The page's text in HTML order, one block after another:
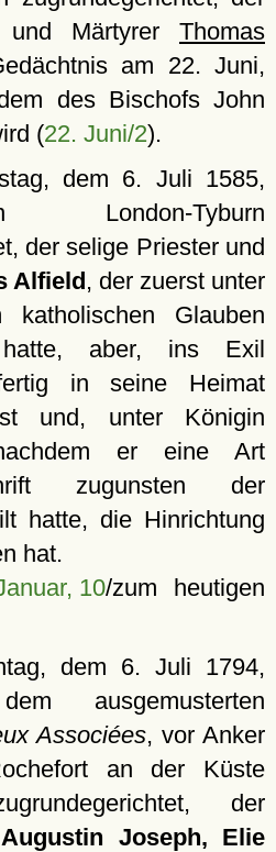
und Märtyrer Thomas
am 22. Juni,
des Bischofs John
(22. Juni/2).
dem 6. Juli 1585,
Tyburn
der selige Priester und
Alfield, der zuerst unter
Glauben
hatte, aber, ins Exil
in seine Heimat
und, unter Königin
er eine Art
zugunsten der
hatte, die Hinrichtung
hat.
10/zum heutigen
dem 6. Juli 1794,
ausgemusterten
Associées, vor Anker
an der Küste
der
Augustin Joseph, Elie